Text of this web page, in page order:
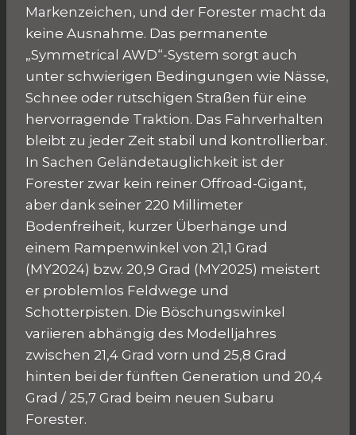
Markenzeichen, und der Forester macht da
keine Ausnahme. Das permanente
„Symmetrical AWD“-System sorgt auch
unter schwierigen Bedingungen wie Nässe,
Schnee oder rutschigen Straßen für eine
hervorragende Traktion. Das Fahrverhalten
bleibt zu jeder Zeit stabil und kontrollierbar.
In Sachen Geländetauglichkeit ist der
Forester zwar kein reiner Offroad-Gigant,
aber dank seiner 220 Millimeter
Bodenfreiheit, kurzer Überhänge und
einem Rampenwinkel von 21,1 Grad
(MY2024) bzw. 20,9 Grad (MY2025) meistert
er problemlos Feldwege und
Schotterpisten. Die Böschungswinkel
variieren abhängig des Modelljahres
zwischen 21,4 Grad vorn und 25,8 Grad
hinten bei der fünften Generation und 20,4
Grad / 25,7 Grad beim neuen Subaru
Forester.